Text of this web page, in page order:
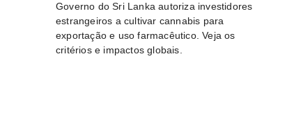
Governo do Sri Lanka autoriza investidores
estrangeiros a cultivar cannabis para
exportação e uso farmacêutico. Veja os
critérios e impactos globais.